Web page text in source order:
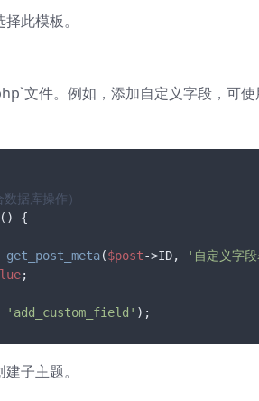
此模板。
文件。例如，添加自定义字段，可
据库操作）
( ) {
get_post_meta($post->ID, '自定义字
;
'add_custom_field'
子主题。